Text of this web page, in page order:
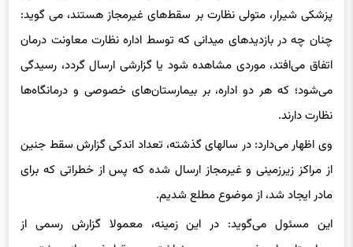
پزشکی شیرار، متولی نظارت بر سقط‌های غیرمجاز هستند، می گوید:
چنان چه در بازدیدهای میدانی که توسط اداره نظارت معاونت درمان
اتفاق می‌افتد، موردی مشاهده شود یا گزارشی ارسال گردد، رسیدگی
می‌شود؛ که هر دو اداره، بر بیمارستان‌های خصوصی و درمانگا‌ه‌ها
نظارت دارند.
وی اظهار می‌دارد: در سالهای گذشته، تعداد اندکی گزارش سقط جنین
از مراکز زیرزمینی و غیرمجاز ارسال شده که پس از خطراتی که برای
مادر ایجاد شد، از موضوع مطلع شدیم.
این مسئول می‌گوید: در این زمینه، معمولا گزارش رسمی از